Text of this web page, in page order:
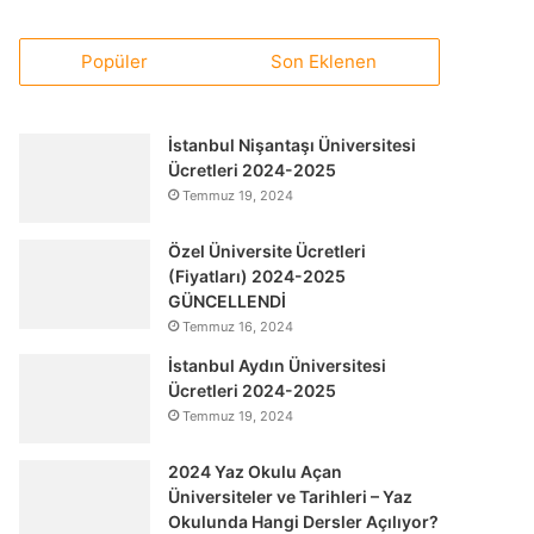
Popüler Son Eklenen
İstanbul Nişantaşı Üniversitesi
Ücretleri 2024-2025
Temmuz 19, 2024
Özel Üniversite Ücretleri
(Fiyatları) 2024-2025
GÜNCELLENDİ
Temmuz 16, 2024
İstanbul Aydın Üniversitesi
Ücretleri 2024-2025
Temmuz 19, 2024
2024 Yaz Okulu Açan
Üniversiteler ve Tarihleri – Yaz
Okulunda Hangi Dersler Açılıyor?